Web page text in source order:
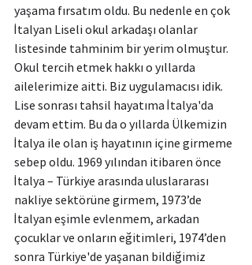
yaşama fırsatım oldu. Bu nedenle en çok
İtalyan Liseli okul arkadaşı olanlar
listesinde tahminim bir yerim olmuştur.
Okul tercih etmek hakkı o yıllarda
ailelerimize aitti. Biz uygulamacısı idik.
Lise sonrası tahsil hayatıma İtalya'da
devam ettim. Bu da o yıllarda Ülkemizin
İtalya ile olan iş hayatının içine girmeme
sebep oldu. 1969 yılından itibaren önce
İtalya – Türkiye arasında uluslararası
nakliye sektörüne girmem, 1973’de
İtalyan eşimle evlenmem, arkadan
çocuklar ve onların eğitimleri, 1974’den
sonra Türkiye'de yaşanan bildiğimiz